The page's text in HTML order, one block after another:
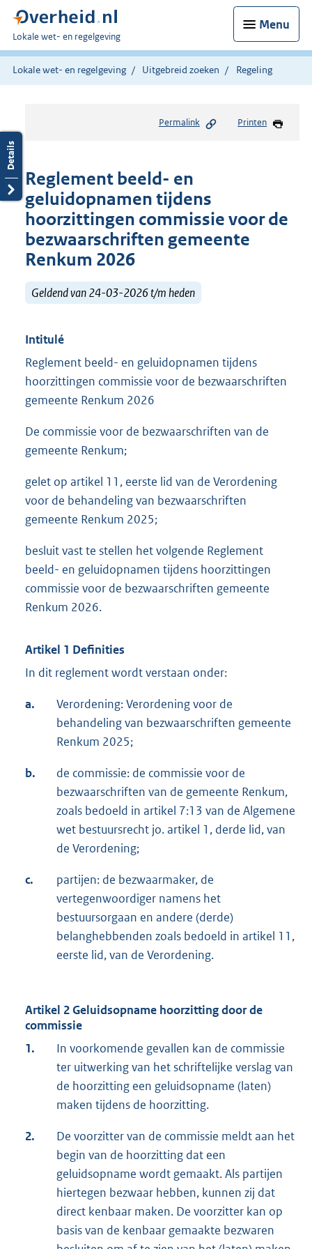
Menu
U
bent
hier:
Lokale wet- en regelgeving
Lokale wet- en regelgeving Uitgebreid zoeken Regeling
Permalink Printen
Reglement beeld- en
geluidopnamen tijdens
hoorzittingen commissie voor de
bezwaarschriften gemeente
Renkum 2026
Geldend van 24-03-2026 t/m heden
Intitulé
Reglement beeld- en geluidopnamen tijdens
hoorzittingen commissie voor de bezwaarschriften
gemeente Renkum 2026
De commissie voor de bezwaarschriften van de
gemeente Renkum;
gelet op artikel 11, eerste lid van de Verordening
voor de behandeling van bezwaarschriften
gemeente Renkum 2025;
besluit vast te stellen het volgende Reglement
beeld- en geluidopnamen tijdens hoorzittingen
commissie voor de bezwaarschriften gemeente
Renkum 2026.
Artikel 1 Definities
In dit reglement wordt verstaan onder:
a.
Verordening: Verordening voor de
behandeling van bezwaarschriften gemeente
Renkum 2025;
b.
de commissie: de commissie voor de
bezwaarschriften van de gemeente Renkum,
zoals bedoeld in artikel 7:13 van de Algemene
wet bestuursrecht jo. artikel 1, derde lid, van
de Verordening;
c.
partijen: de bezwaarmaker, de
vertegenwoordiger namens het
bestuursorgaan en andere (derde)
belanghebbenden zoals bedoeld in artikel 11,
eerste lid, van de Verordening.
Artikel 2 Geluidsopname hoorzitting door de
commissie
1.
In voorkomende gevallen kan de commissie
ter uitwerking van het schriftelijke verslag van
de hoorzitting een geluidsopname (laten)
maken tijdens de hoorzitting.
2.
De voorzitter van de commissie meldt aan het
begin van de hoorzitting dat een
geluidsopname wordt gemaakt. Als partijen
hiertegen bezwaar hebben, kunnen zij dat
direct kenbaar maken. De voorzitter kan op
basis van de kenbaar gemaakte bezwaren